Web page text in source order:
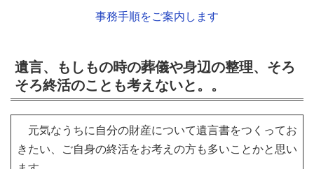
事務手順をご案内します
遺言、もしもの時の葬儀や身辺の整理、そろ
そろ終活のことも考えないと。。
元気なうちに自分の財産について遺言書をつくってお
きたい、ご自身の終活をお考えの方も多いことかと思い